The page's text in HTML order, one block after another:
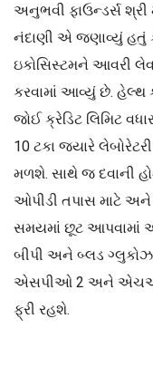
અનુભવી ફાઉન્ડર્સ
નંદાણી એ જણાવ્યું હતું
ઇકોસિસ્ટમને આવરી
કરવામાં આવ્યું છે. હેલ્થ
જોઈ ક્રેડિટ લિમિટ
10 ટકા જ્યારે
મળશે. સાથે જ દવાની
ઓપીડી તપાસ માટે
સમયમાં છૂટ આપવામાં
બીપી અને બ્લડ
એસપીઓ 2 અને એચઆર,
ફ્રી રહશે.